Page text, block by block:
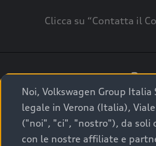
Clicca su “Contatta il
3
A breve verrai ricontattato
Audi Center o direttamente
che ti supporterà per
Noi, Volkswagen Group Italia
legale in Verona (Italia),
("noi", "ci", "nostro"), da soli
con le nostre affiliate e